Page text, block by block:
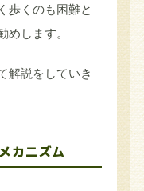
歩くのも困難と
します。
解説をしていき
カニズム